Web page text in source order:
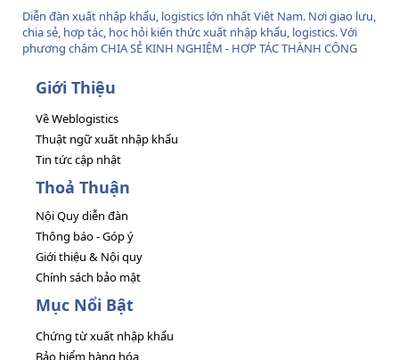
Diễn đàn xuất nhập khẩu, logistics lớn nhất Việt Nam. Nơi giao lưu,
chia sẻ, hợp tác, học hỏi kiến thức xuất nhập khẩu, logistics. Với
phương châm CHIA SẺ KINH NGHIỆM - HỢP TÁC THÀNH CÔNG
Giới Thiệu
Về Weblogistics
Thuật ngữ xuất nhập khẩu
Tin tức cập nhật
Thoả Thuận
Nội Quy diễn đàn
Thông báo - Góp ý
Giới thiệu & Nội quy
Chính sách bảo mật
Mục Nổi Bật
Chứng từ xuất nhập khẩu
Bảo hiểm hàng hóa